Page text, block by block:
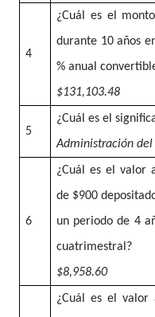
4
¿Cuál es el
durante 10 años
% anual
$131,103.48
5
¿Cuál es el
Administración del
6
¿Cuál es el valor
de $900
un periodo de 4
cuatrimestral?
$8,958.60
¿Cuál es el valor